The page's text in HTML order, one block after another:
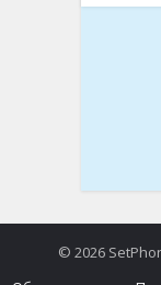
© 2026